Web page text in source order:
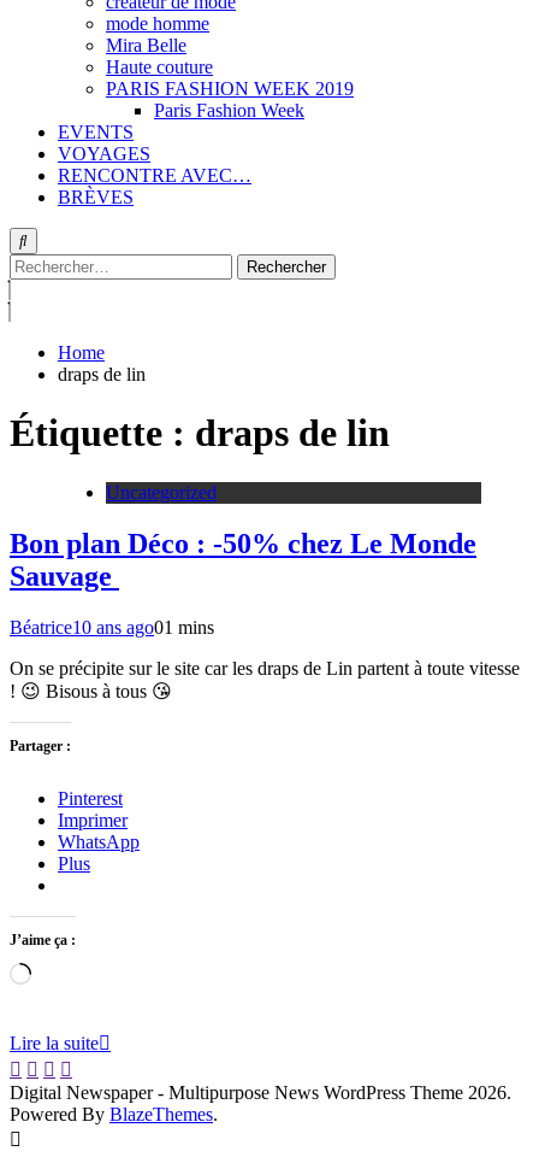
mode homme
Mira Belle
Haute couture
PARIS FASHION WEEK 2019
Paris Fashion Week
EVENTS
VOYAGES
RENCONTRE AVEC…
BRÈVES
Rechercher :
Home
draps de lin
Étiquette : draps de lin
Uncategorized
Bon plan Déco : -50% chez Le Monde
Sauvage
Béatrice10 ans ago01 mins
On se précipite sur le site car les draps de Lin partent à toute vitesse
! 😉 Bisous à tous 😘
Partager :
Pinterest
Imprimer
WhatsApp
Plus
J’aime ça :
Chargement…
Lire la suite
Digital Newspaper - Multipurpose News WordPress Theme 2026.
Powered By BlazeThemes.